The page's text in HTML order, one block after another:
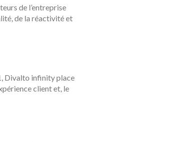
de l’entreprise
de la réactivité et
Divalto infinity place
client et, le